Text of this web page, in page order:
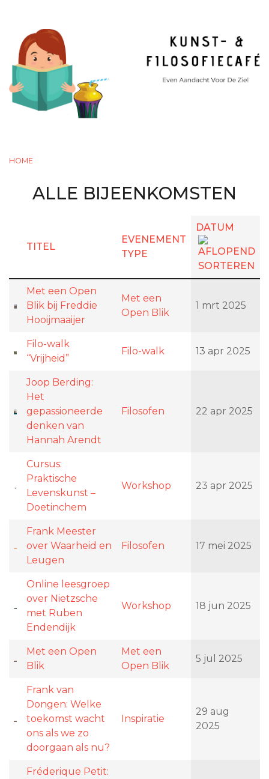
inhoud
gaan
HOME
ALLE BIJEENKOMSTEN
TITEL
EVENEMENT
TYPE
DATUM
Met een Open
Blik bij Freddie
Hooijmaaijer
Met een
Open Blik
1 mrt 2025
Filo-walk
“Vrijheid”
Filo-walk 13 apr 2025
Joop Berding:
Het
gepassioneerde
denken van
Hannah Arendt
Filosofen 22 apr 2025
Cursus:
Praktische
Levenskunst –
Doetinchem
Workshop 23 apr 2025
Frank Meester
over Waarheid en
Leugen
Filosofen 17 mei 2025
Online leesgroep
over Nietzsche
met Ruben
Endendijk
Workshop 18 jun 2025
Met een Open
Blik
Met een
Open Blik
5 jul 2025
Frank van
Dongen: Welke
toekomst wacht
ons als we zo
doorgaan als nu?
Inspiratie
29 aug
2025
Fréderique Petit: